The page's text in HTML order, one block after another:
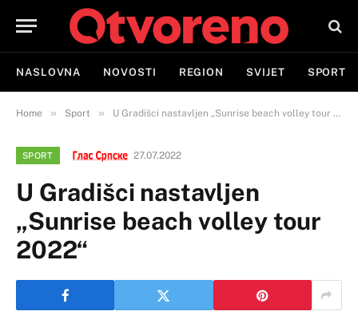
NASLOVNA NOVOSTI REGION SVIJET SPORT
Home » Sport » U Gradišci nastavljen „Sunrise beach volley tour 2022“
SPORT 27.07.2022
U Gradišci nastavljen
„Sunrise beach volley tour
2022“